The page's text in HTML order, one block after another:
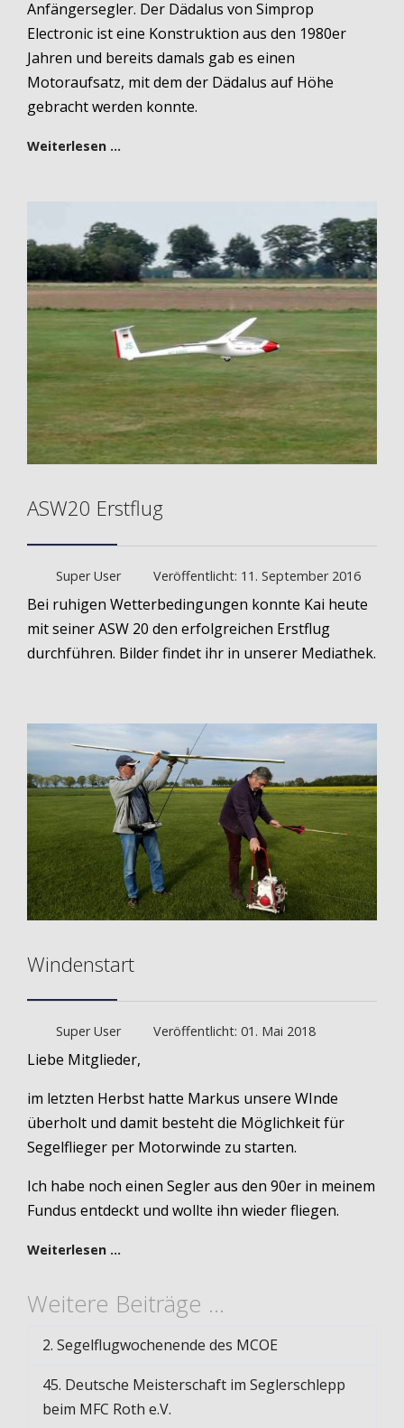
Anfängersegler. Der Dädalus von Simprop
Electronic ist eine Konstruktion aus den 1980er
Jahren und bereits damals gab es einen
Motoraufsatz, mit dem der Dädalus auf Höhe
gebracht werden konnte.
Weiterlesen …
ASW20 Erstflug
Super User Veröffentlicht: 11. September 2016
Bei ruhigen Wetterbedingungen konnte Kai heute
mit seiner ASW 20 den erfolgreichen Erstflug
durchführen. Bilder findet ihr in unserer Mediathek.
Windenstart
Super User Veröffentlicht: 01. Mai 2018
Liebe Mitglieder,
im letzten Herbst hatte Markus unsere WInde
überholt und damit besteht die Möglichkeit für
Segelflieger per Motorwinde zu starten.
Ich habe noch einen Segler aus den 90er in meinem
Fundus entdeckt und wollte ihn wieder fliegen.
Weiterlesen …
Weitere Beiträge …
2. Segelflugwochenende des MCOE
45. Deutsche Meisterschaft im Seglerschlepp
beim MFC Roth e.V.